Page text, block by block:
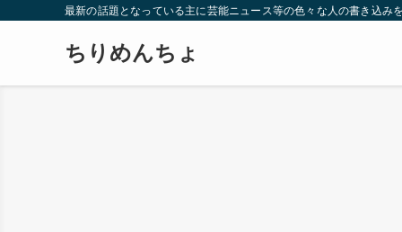
最新の話題となっている主に芸能ニュース等の色々な人の書き込
ちりめんちょ